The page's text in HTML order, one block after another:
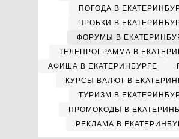
ПОГОДА В
ПРОБКИ В
ФОРУМЫ В
ТЕЛЕПРОГРАММА В
АФИША В ЕКАТЕРИНБУРГЕ
КУРСЫ ВАЛЮТ В
ТУРИЗМ В
ПРОМОКОДЫ В
РЕКЛАМА В